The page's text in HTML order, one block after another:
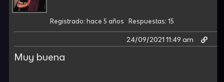
Registrado: hace 5 años Respuestas: 15
24/09/2021 11:49 am
Muy buena